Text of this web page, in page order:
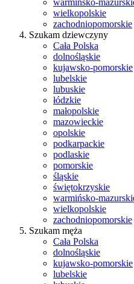
warmińsko-
wielkopolskie
zachodniopomorskie
Szukam dziewczyny
Cała Polska
dolnośląskie
kujawsko-pomorskie
lubelskie
lubuskie
łódzkie
małopolskie
mazowieckie
opolskie
podkarpackie
podlaskie
pomorskie
śląskie
świętokrzyskie
warmińsko-
wielkopolskie
zachodniopomorskie
Szukam męża
Cała Polska
dolnośląskie
kujawsko-pomorskie
lubelskie